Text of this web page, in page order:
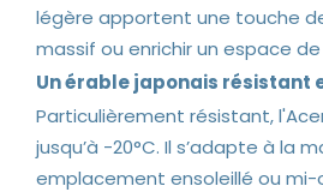
légère apportent une touche
massif ou enrichir un espace
Un érable japonais résistant
Particulièrement résistant,
jusqu’à -20°C. Il s’adapte à la
emplacement ensoleillé ou